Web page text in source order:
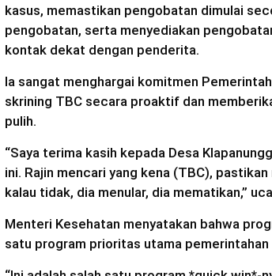
kasus, memastikan pengobatan dimulai
pengobatan, serta menyediakan
kontak dekat dengan penderita.
Ia sangat menghargai komitmen
skrining TBC secara proaktif dan
pulih.
“Saya terima kasih kepada Desa
ini. Rajin mencari yang kena (TBC),
kalau tidak, dia menular, dia mematikan,”
Menteri Kesehatan menyatakan bahwa
satu program prioritas utama